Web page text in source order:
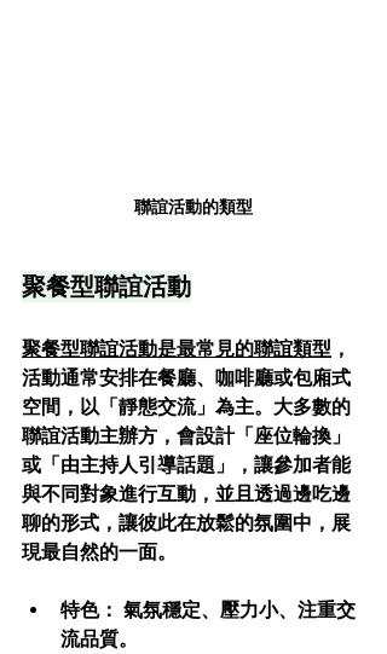
聯誼活動的類型
聚餐型聯誼活動
聚餐型聯誼活動是最常見的聯誼類型 ，
活動通常安排在餐廳、咖啡廳或包廂式
空間，以「靜態交流」為主。大多數的
聯誼活動主辦方，會設計「座位輪換」
或「由主持人引導話題」，讓參加者能
與不同對象進行互動，並且透過邊吃邊
聊的形式，讓彼此在放鬆的氛圍中，展
現最自然的一面。
特色： 氣氛穩定、壓力小、注重交
流品質。